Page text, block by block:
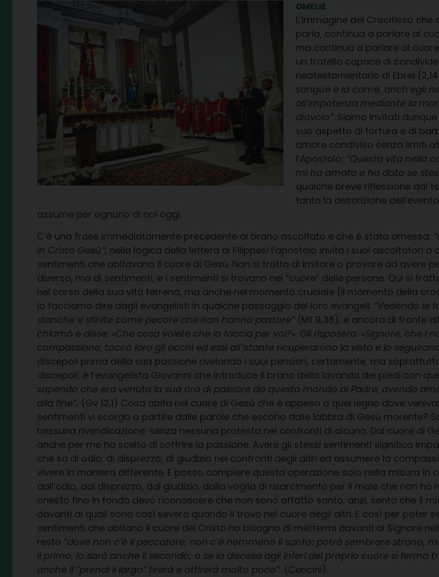
OMELIE
L’immagine del Crocifisso
parla, continua a parlare al
ma continua a parlare al
un fratello capace di
neotestamentario di Ebrei
sangue e la carne, anch’egli
all’impotenza mediante la
diavolo”. Siamo invitati
suo aspetto di tortura e di
amore condiviso senza limiti
l’Apostolo: “Questa vita nella
mi ha amato e ha dato se
qualche breve riflessione dal
tanto la descrizione
assume per ognuno di noi oggi.
C’è una frase immediatamente precedente al brano ascoltato e che è stata omessa:
in Cristo Gesù”; nella logica della lettera ai Filippesi l’apostolo invita i suoi ascoltatori a
sentimenti che abitavano il cuore di Gesù. Non si tratta di imitare o provare ad avere
diverso, ma di sentimenti, e i sentimenti si trovano nel “cuore” delle persone. Qui si
nel corso della sua vita terrena, ma anche nel momento cruciale (il momento della
lo facciamo dire dagli evangelisti in qualche passaggio dei loro evangeli: “Vedendo le
stanche e sfinite come pecore che non hanno pastore” (Mt 9,36); e ancora di fronte
chiamò e disse: «Che cosa volete che io faccia per voi?». Gli risposero: «Signore, che i
compassione, toccò loro gli occhi ed essi all’istante ricuperarono la vista e lo
discepoli prima della sua passione rivelando i suoi pensieri, certamente, ma
discepoli: è l’evangelista Giovanni che introduce il brano della lavanda dei piedi con
sapendo che era venuta la sua ora di passare da questo mondo al Padre, avendo
alla fine”. (Gv 13,1) Cosa abita nel cuore di Gesù che è appeso a quel legno dove
sentimenti vi scorgo a partire dalle parole che escono dalle labbra di Gesù morente?
nessuna rivendicazione, senza nessuna protesta nei confronti di alcuno. Dal cuore di
anche per me ha scelto di soffrire la passione. Avere gli stessi sentimenti significa
che sa di odio, di disprezzo, di giudizio nei confronti degli altri ed assumere la
vivere in maniera differente. E posso compiere questa operazione solo nella misura
dall’odio, dal disprezzo, dal giudizio, dalla voglia di risarcimento per il male che non
onesto fino in fondo devo riconoscere che non sono affatto santo, anzi, sento che il
davanti ai quali sono così severo quando li trovo nel cuore degli altri. E così per poter
sentimenti che abitano il cuore del Cristo ho bisogno di mettermi davanti al Signore
resto “dove non c’è il peccatore, non c’è nemmeno il santo; potrà sembrare strano,
il primo, lo sarà anche il secondo; o se la discesa agli inferi del proprio cuore si ferma
anche il “prendi il largo” tirerà e attirerà molto poco”. (Cencini).